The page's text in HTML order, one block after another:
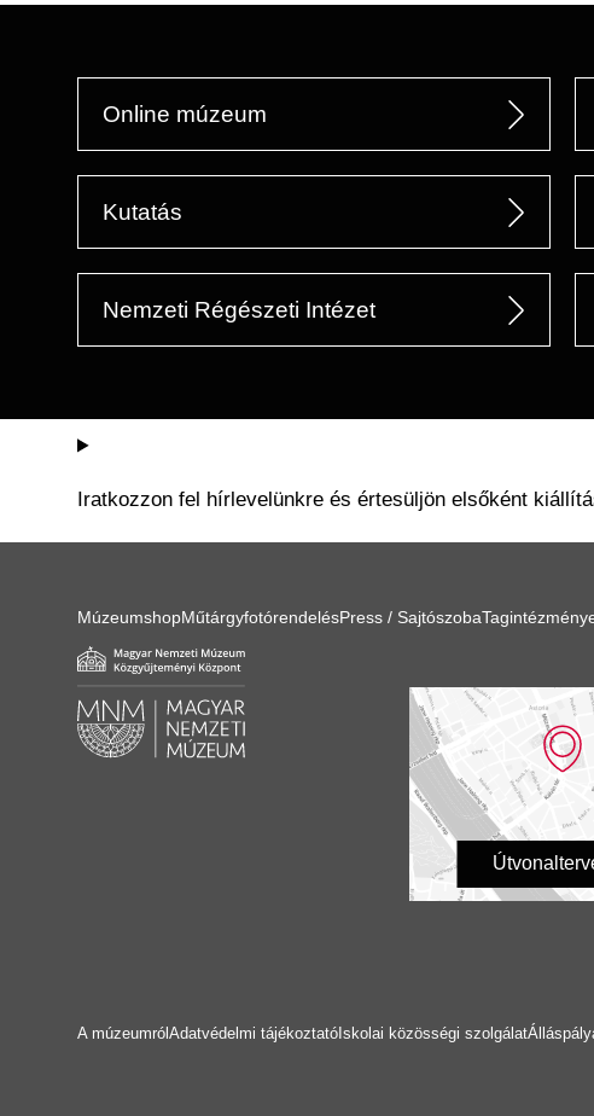
Online múzeum
Kutatás
Nemzeti Régészeti Intézet
Iratkozzon fel hírlevelünkre és értesüljön elsőként
MúzeumshopMűtárgyfotórendelésPress / Sajtószoba
A múzeumról Adatvédelmi tájékoztató Iskolai közösségi szolgálat